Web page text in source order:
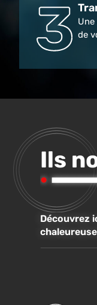
de
Ils
Découvrez